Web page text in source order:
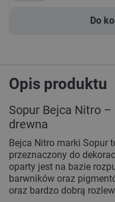
Do
Opis produktu
Sopur Bejca Nitro
drewna
Bejca Nitro marki Sopur
przeznaczony do
oparty jest na bazie
barwników oraz
oraz bardzo dobrą